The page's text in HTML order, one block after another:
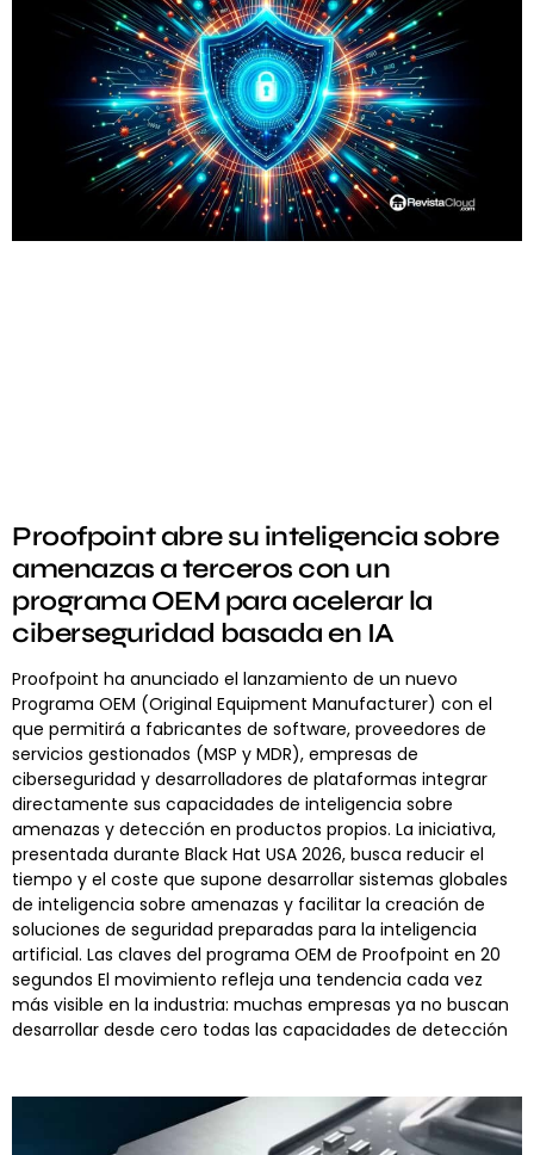
Proofpoint abre su inteligencia sobre
amenazas a terceros con un
programa OEM para acelerar la
ciberseguridad basada en IA
Proofpoint ha anunciado el lanzamiento de un nuevo
Programa OEM (Original Equipment Manufacturer) con el
que permitirá a fabricantes de software, proveedores de
servicios gestionados (MSP y MDR), empresas de
ciberseguridad y desarrolladores de plataformas integrar
directamente sus capacidades de inteligencia sobre
amenazas y detección en productos propios. La iniciativa,
presentada durante Black Hat USA 2026, busca reducir el
tiempo y el coste que supone desarrollar sistemas globales
de inteligencia sobre amenazas y facilitar la creación de
soluciones de seguridad preparadas para la inteligencia
artificial. Las claves del programa OEM de Proofpoint en 20
segundos El movimiento refleja una tendencia cada vez
más visible en la industria: muchas empresas ya no buscan
desarrollar desde cero todas las capacidades de detección